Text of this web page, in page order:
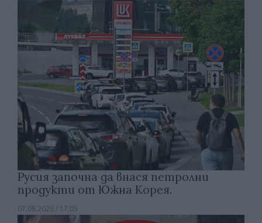
Русия започна да внася петролни
продукти от Южна Корея.
07.08.2026 / 17:05